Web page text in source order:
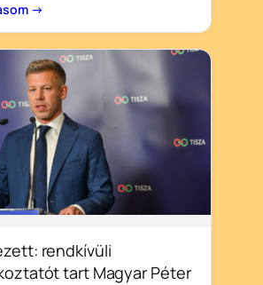
→
rendkívüli
tart Magyar Péter